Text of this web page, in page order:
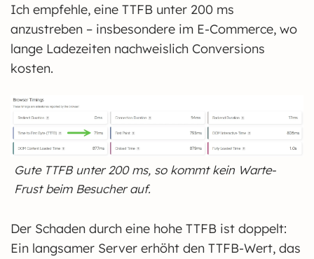
Ich empfehle, eine TTFB unter 200 ms
anzustreben – insbesondere im E-Commerce, wo
lange Ladezeiten nachweislich Conversions
kosten.
Gute TTFB unter 200 ms, so kommt kein Warte-
Frust beim Besucher auf.
Der Schaden durch eine hohe TTFB ist doppelt:
Ein langsamer Server erhöht den TTFB-Wert, das